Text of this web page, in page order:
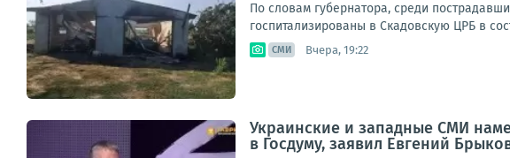
По словам губернатора, среди
госпитализированы в Скадовскую ЦРБ в
СМИ Вчера, 19:22
Украинские и западные СМИ
в Госдуму, заявил Евгений